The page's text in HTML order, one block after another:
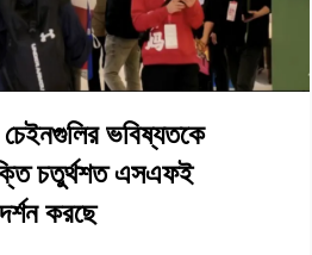
ভবিষ্যতকে
চতুর্থশত এসএফই
করছে